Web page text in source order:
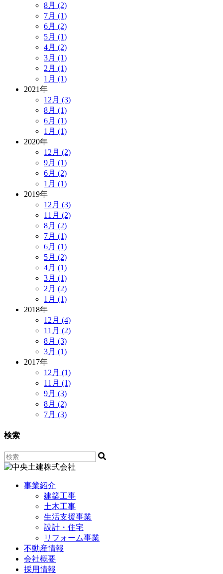
8月 (2)
7月 (1)
6月 (2)
5月 (1)
4月 (2)
3月 (1)
2月 (1)
1月 (1)
2021年
12月 (3)
8月 (1)
6月 (1)
1月 (1)
2020年
12月 (2)
9月 (1)
6月 (2)
1月 (1)
2019年
12月 (3)
11月 (2)
8月 (2)
7月 (1)
6月 (1)
5月 (2)
4月 (1)
3月 (1)
2月 (2)
1月 (1)
2018年
12月 (4)
11月 (2)
8月 (3)
3月 (1)
2017年
12月 (1)
11月 (1)
9月 (3)
8月 (2)
7月 (3)
検索
事業紹介
建築工事
土木工事
生活支援事業
設計・住宅
リフォーム事業
不動産情報
会社概要
採用情報